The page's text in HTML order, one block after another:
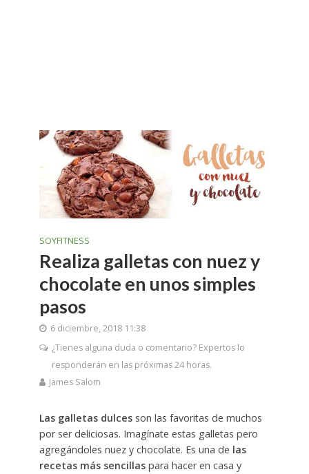
SOYFITNESS
Realiza galletas con nuez y
chocolate en unos simples
pasos
6 diciembre, 2018 11:38
¿Tienes alguna duda o comentario? Expertos lo
responderán en las próximas 24 horas.
James Salom
Las galletas dulcesson las favoritas de muchos
por ser deliciosas. Imagínate estas galletas pero
agregándoles nuez y chocolate. Es una de las
recetas más sencillaspara hacer en casa y